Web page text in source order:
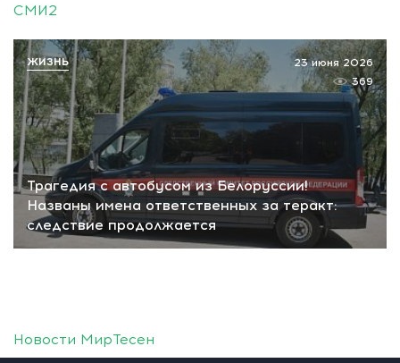
СМИ2
Трагедия с автобусом из Белоруссии!
Названы имена ответственных за теракт:
следствие продолжается
23 июня 2026
369
ЖИЗНЬ
Новости МирТесен